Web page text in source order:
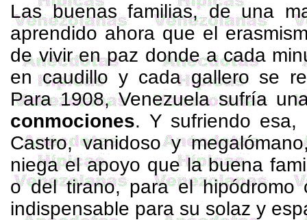
Las buenas familias, de una
aprendido ahora que el
de vivir en paz donde a cada
en caudillo y cada gallero se
Para 1908, Venezuela sufría
conmociones. Y sufriendo esa,
Castro, vanidoso y
niega el apoyo que la buena
o del tirano, para el hipódromo
indispensable para su solaz y